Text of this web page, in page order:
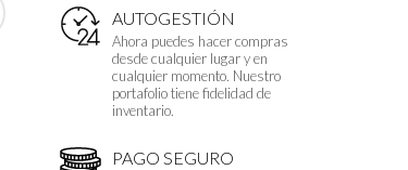
AUTOGESTIÓN
Ahora puedes hacer compras
desde cualquier lugar y en
cualquier momento. Nuestro
portafolio tiene fidelidad de
inventario.
PAGO SEGURO